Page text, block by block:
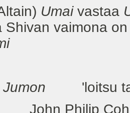
Umaivastaa
Shivan vaimona
Jumon 'loitsu tai
Philip